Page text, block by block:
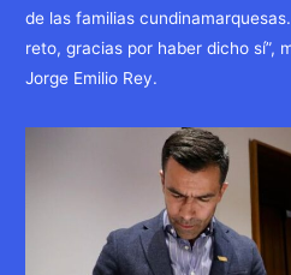
de las familias
reto, gracias por haber dicho sí”,
Jorge Emilio Rey.